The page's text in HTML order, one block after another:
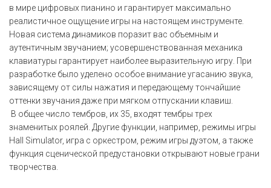
в мире цифровых пианино и гарантирует максимально
реалистичное ощущение игры на настоящем инструменте.
Новая система динамиков поразит вас объемным и
аутентичным звучанием; усовершенствованная механика
клавиатуры гарантирует наиболее выразительную игру. При
разработке было уделено особое внимание угасанию звука,
зависящему от силы нажатия и передающему тончайшие
оттенки звучания даже при мягком отпускании клавиш.
В общее число тембров, их 35, входят тембры трех
знаменитых роялей. Другие функции, например, режимы игры
Hall Simulator, игра с оркестром, режим игры дуэтом, а также
функция сценической предустановки открывают новые грани
творчества.